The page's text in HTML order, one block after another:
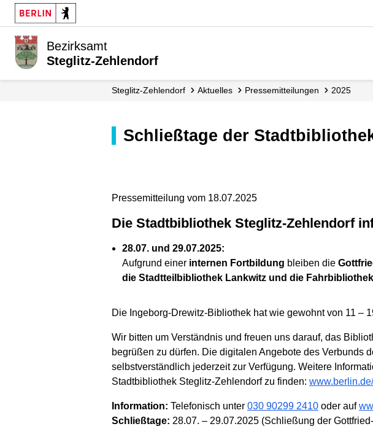
Bezirksamt
Steglitz-Zehlendorf
Steglitz-Zehlendorf Aktuelles Presse­mitteilungen 2025
Schließtage der
Pressemitteilung vom 18.07.2025
Die Stadtbibliothek Steglitz-Zehlendorf
28.07. und 29.07.2025:
Aufgrund einer internen Fortbildung bleiben die
die Stadtteilbibliothek Lankwitz und die Fahrbibliothek
Die Ingeborg-Drewitz-Bibliothek hat wie gewohnt von 11 –
Wir bitten um Verständnis und freuen uns darauf, das
begrüßen zu dürfen. Die digitalen Angebote des Verbunds
selbstverständlich jederzeit zur Verfügung. Weitere
Stadtbibliothek Steglitz-Zehlendorf zu finden:
Information: Telefonisch unter 030 90299 2410 oder auf
Schließtage: 28.07. – 29.07.2025 (Schließung der